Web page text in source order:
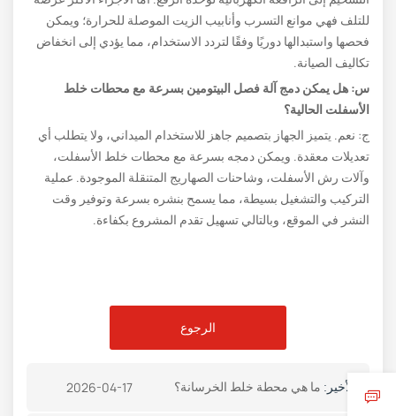
للتلف فهي موانع التسرب وأنابيب الزيت الموصلة للحرارة؛ ويمكن
فحصها واستبدالها دوريًا وفقًا لتردد الاستخدام، مما يؤدي إلى انخفاض
تكاليف الصيانة.
س: هل يمكن دمج آلة فصل البيتومين بسرعة مع محطات خلط
الأسفلت الحالية؟
ج: نعم. يتميز الجهاز بتصميم جاهز للاستخدام الميداني، ولا يتطلب أي
تعديلات معقدة. ويمكن دمجه بسرعة مع محطات خلط الأسفلت،
وآلات رش الأسفلت، وشاحنات الصهاريج المتنقلة الموجودة. عملية
التركيب والتشغيل بسيطة، مما يسمح بنشره بسرعة وتوفير وقت
النشر في الموقع، وبالتالي تسهيل تقدم المشروع بكفاءة.
الرجوع
الأخير: ما هي محطة خلط الخرسانة؟ 2026-04-17